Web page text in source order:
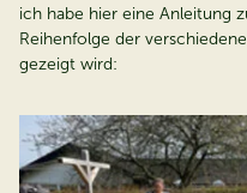
ich habe hier eine Anleitung
Reihenfolge der
gezeigt wird: